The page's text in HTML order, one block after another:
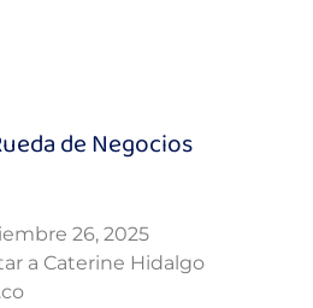
de Negocios
26, 2025
a Caterine Hidalgo